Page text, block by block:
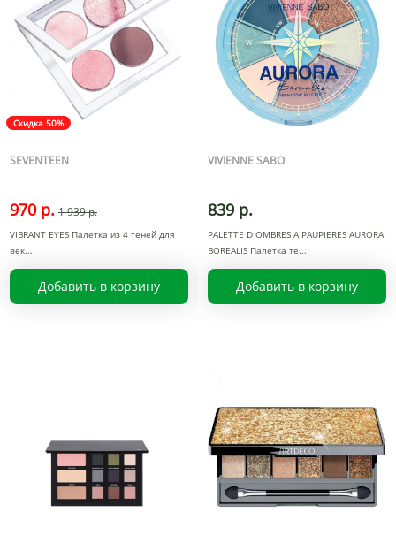
Скидка 50%
SEVENTEEN
970 р. 1 939 р.
VIBRANT EYES Палетка из 4 теней для
век
Добавить в корзину
VIVIENNE SABO
839 р.
PALETTE D OMBRES A PAUPIERES AURORA
BOREALIS Палетка те
Добавить в корзину